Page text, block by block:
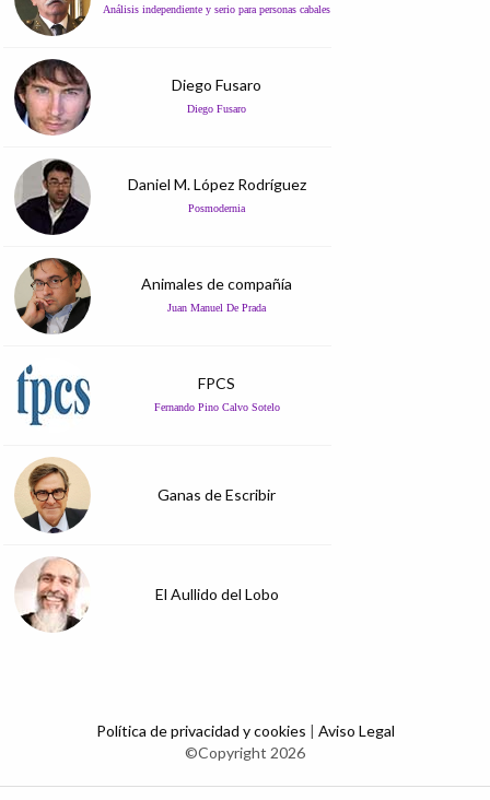
Análisis independiente y serio para personas cabales
Diego Fusaro
Diego Fusaro
Daniel M. López Rodríguez
Posmodernia
Animales de compañía
Juan Manuel De Prada
FPCS
Fernando Pino Calvo Sotelo
Ganas de Escribir
El Aullido del Lobo
Política de privacidad y cookies | Aviso Legal
©Copyright 2026